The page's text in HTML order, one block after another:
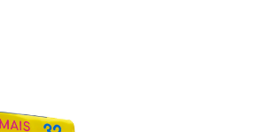
às necessidades do seu negócio ou para o